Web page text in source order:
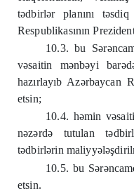
tədbirlər planını
Respublikasının
10.3. bu
vəsaitin mənbəyi
hazırlayıb Azərbaycan
etsin;
10.4. həmin
nəzərdə tutulan
tədbirlərin
10.5. bu
etsin.